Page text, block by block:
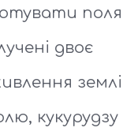
поля
двоє
землі
кукурудзу